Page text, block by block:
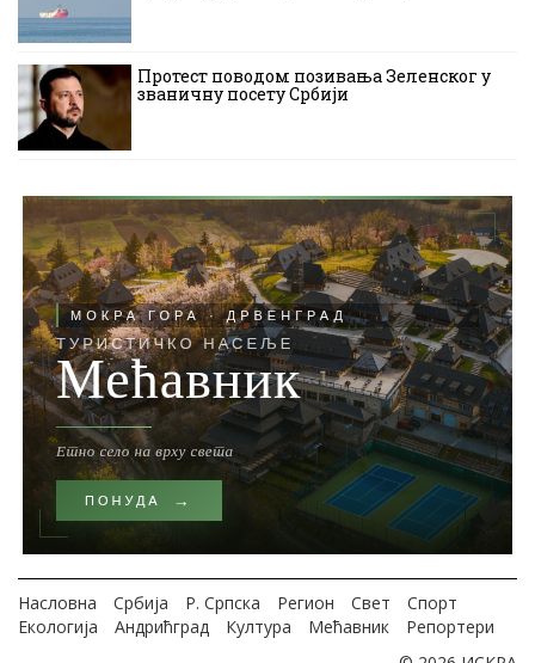
Протест поводом позивања Зеленског у
званичну посету Србији
Насловна Србија Р. Српска Регион Свет
Спорт
Екологија
Андрићград Култура Мећавник
Репортери